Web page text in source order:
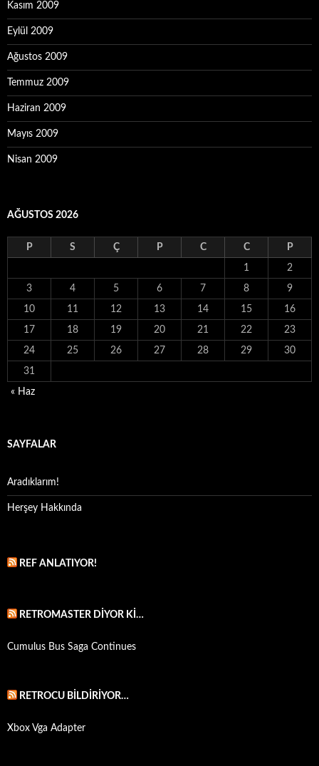
Kasım 2009
Eylül 2009
Ağustos 2009
Temmuz 2009
Haziran 2009
Mayıs 2009
Nisan 2009
AĞUSTOS 2026
P S Ç P C C P
1 2
3 4 5 6 7 8 9
10 11 12 13 14 15 16
17 18 19 20 21 22 23
24 25 26 27 28 29 30
31
« Haz
SAYFALAR
Aradıklarım!
Herşey Hakkında
REF ANLATIYOR!
RETROMASTER DIYOR KI…
Cumulus Bus Saga Continues
RETROCU BILDIRIYOR…
Xbox Vga Adapter